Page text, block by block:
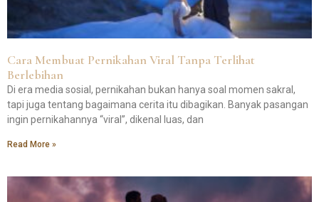
Cara Membuat Pernikahan Viral Tanpa Terlihat
Berlebihan
Di era media sosial, pernikahan bukan hanya soal momen sakral,
tapi juga tentang bagaimana cerita itu dibagikan. Banyak pasangan
ingin pernikahannya “viral”, dikenal luas, dan
Read More »